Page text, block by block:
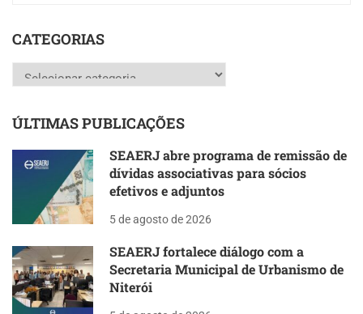
CATEGORIAS
Categorias
ÚLTIMAS PUBLICAÇÕES
SEAERJ abre programa de remissão de
dívidas associativas para sócios
efetivos e adjuntos
5 de agosto de 2026
SEAERJ fortalece diálogo com a
Secretaria Municipal de Urbanismo de
Niterói